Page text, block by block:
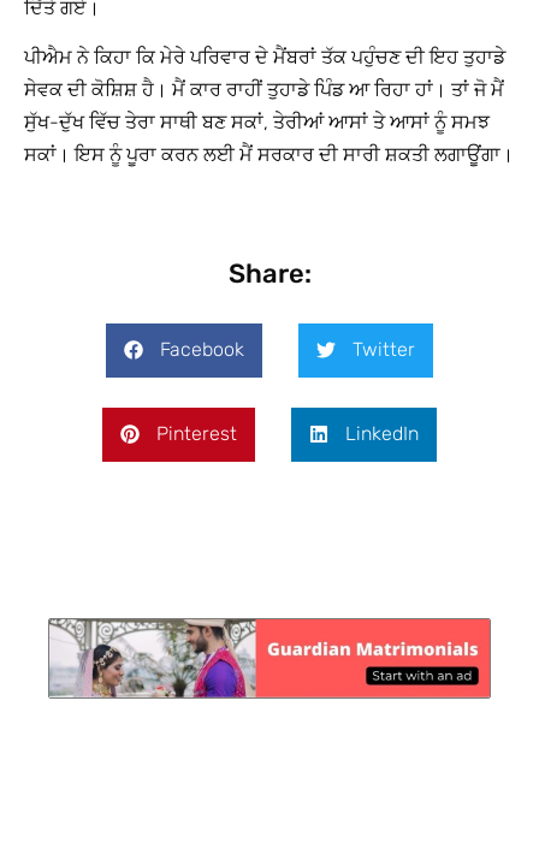
ਦਿੱਤੇ ਗਏ।
ਪੀਐਮ ਨੇ ਕਿਹਾ ਕਿ ਮੇਰੇ ਪਰਿਵਾਰ ਦੇ ਮੈਂਬਰਾਂ ਤੱਕ ਪਹੁੰਚਣ ਦੀ ਇਹ ਤੁਹਾਡੇ
ਸੇਵਕ ਦੀ ਕੋਸ਼ਿਸ਼ ਹੈ। ਮੈਂ ਕਾਰ ਰਾਹੀਂ ਤੁਹਾਡੇ ਪਿੰਡ ਆ ਰਿਹਾ ਹਾਂ। ਤਾਂ ਜੋ ਮੈਂ
ਸੁੱਖ-ਦੁੱਖ ਵਿੱਚ ਤੇਰਾ ਸਾਥੀ ਬਣ ਸਕਾਂ, ਤੇਰੀਆਂ ਆਸਾਂ ਤੇ ਆਸਾਂ ਨੂੰ ਸਮਝ
ਸਕਾਂ। ਇਸ ਨੂੰ ਪੂਰਾ ਕਰਨ ਲਈ ਮੈਂ ਸਰਕਾਰ ਦੀ ਸਾਰੀ ਸ਼ਕਤੀ ਲਗਾਊਂਗਾ।
Share:
Facebook Twitter
Pinterest LinkedIn